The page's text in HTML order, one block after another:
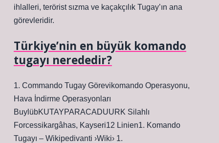
ihlalleri, terörist sızma ve kaçakçılık Tugay’ın ana
görevleridir.
Türkiye’nin en büyük komando
tugayı nerededir?
1. Commando Tugay Görevikomando Operasyonu,
Hava İndirme Operasyonları
BuylübKUTAYPARACADUURK Silahlı
Forcessikargâhas, Kayseri12 Linien1. Komando
Tugayı – Wikipedivanti ›Wiki› 1.